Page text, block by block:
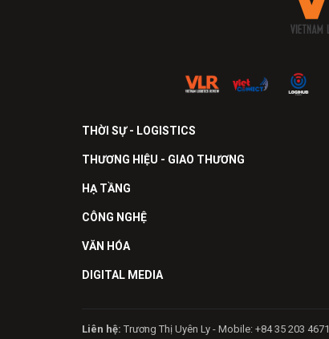
THỜI SỰ - LOGISTICS
THƯƠNG HIỆU - GIAO THƯƠNG
HẠ TẦNG
CÔNG NGHỆ
VĂN HÓA
DIGITAL MEDIA
Liên hệ: Trương Thị Uyên Ly - Mobile: +84 35 203 4671